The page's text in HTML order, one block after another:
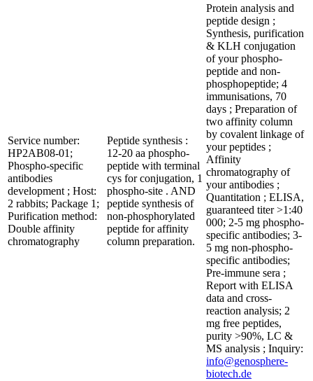
Service number:
HP2AB08-01;
Phospho-specific
antibodies
development ; Host:
2 rabbits; Package 1;
Purification method:
Double affinity
chromatography
Peptide synthesis :
12-20 aa phospho-
peptide with terminal
cys for conjugation, 1
phospho-site . AND
peptide synthesis of
non-phosphorylated
peptide for affinity
column preparation.
Protein analysis and
peptide design ;
Synthesis, purification
& KLH conjugation
of your phospho-
peptide and non-
phosphopeptide; 4
immunisations, 70
days ; Preparation of
two affinity column
by covalent linkage of
your peptides ;
Affinity
chromatography of
your antibodies ;
Quantitation ; ELISA,
guaranteed titer >1:40
000; 2-5 mg phospho-
specific antibodies; 3-
5 mg non-phospho-
specific antibodies;
Pre-immune sera ;
Report with ELISA
data and cross-
reaction analysis; 2
mg free peptides,
purity >90%, LC &
MS analysis ; Inquiry:
info@genosphere-
biotech.de